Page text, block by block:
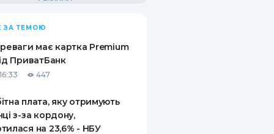
ВІНЬЄТКА
ВІД
ВИПАДКІВ
ПИТАННЯ ТА ВІДПОВІДІ
ПУТІВНИКИ ПО
ЗА ТЕМОЮ
має картка Premium
ПриватБанк
447
плата, яку отримують
з-за кордону,
на 23,6% - НБУ